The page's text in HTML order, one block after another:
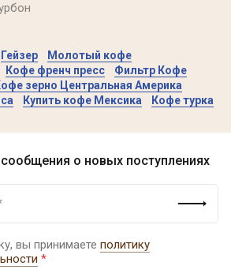
Гейзер
Молотый кофе
Кофе френч пресс
Фильтр Кофе
зерно Центральная Америка
Купить кофе Мексика Кофе турка
о новых поступлениях
вы принимаете политику
*